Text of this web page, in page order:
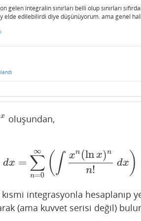
integralin sınırları belli olup sınırları
elde edilebilirdi diye düşünüyorum. ama genel
x oluşundan,
dx = ∑
n=0
∞ ( ∫ xn (lnx)n
n!
dx )
dx= ∑n =0∞ ( ∫x n(lnx)nn!dx)
integrasyonla hesaplanıp
(ama kuvvet serisi değil)